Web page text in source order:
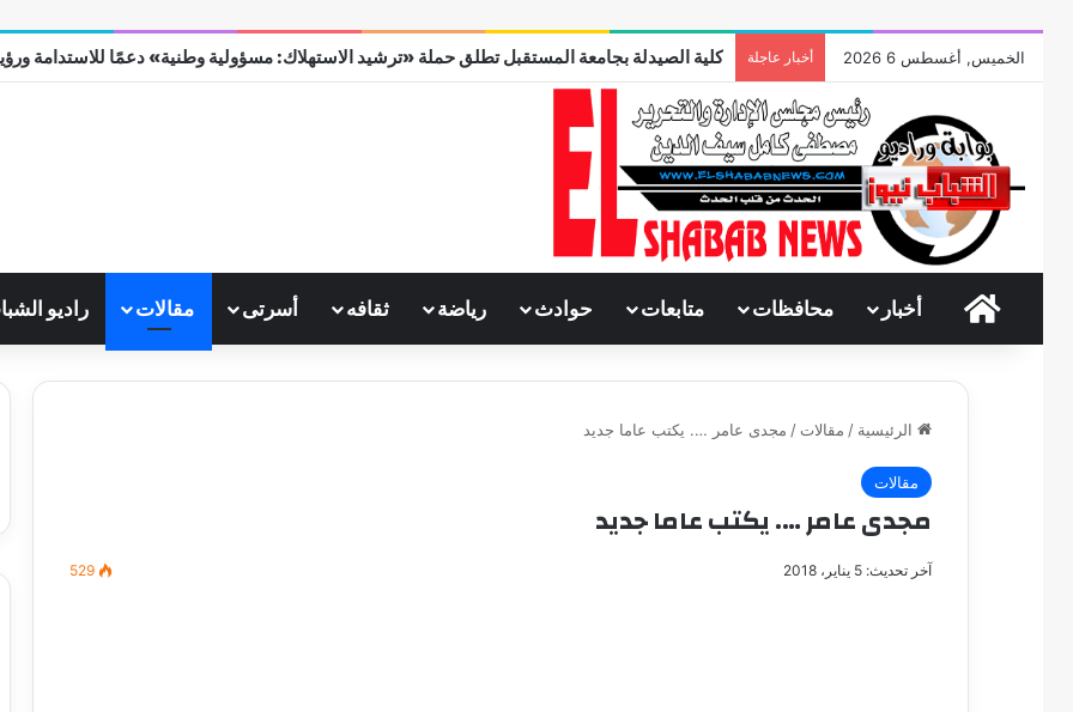
الخميس, أغسطس 6 2026 أخبار عاجلة كلية الصيدلة بجامعة المستقبل تطلق حملة «ترشيد الاستهلاك: مسؤولية وطنية» دعمًا للاستدامة ورؤية
الرئيسية
أخبار محافظات متابعات حوادث رياضة ثقافه أسرتى مقالات راديو
الرئيسية / مقالات / مجدى عامر …. يكتب عاما جديد
مقالات
مجدى عامر …. يكتب عاما جديد
آخر تحديث: 5 يناير، 2018 529